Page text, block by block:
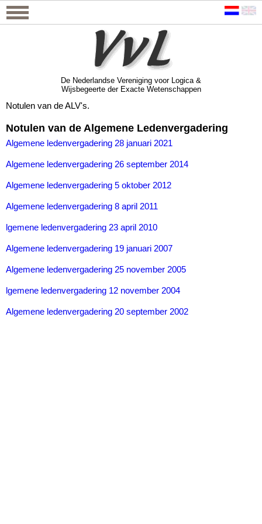
De Nederlandse Vereniging voor Logica &
Wijsbegeerte der Exacte Wetenschappen
De Nederlandse Vereniging voor Logica &
Wijsbegeerte der Exacte Wetenschappen
Notulen van de ALV's.
Notulen van de Algemene Ledenvergadering
Algemene ledenvergadering 28 januari 2021
Algemene ledenvergadering 26 september 2014
Algemene ledenvergadering 5 oktober 2012
Algemene ledenvergadering 8 april 2011
lgemene ledenvergadering 23 april 2010
Algemene ledenvergadering 19 januari 2007
Algemene ledenvergadering 25 november 2005
lgemene ledenvergadering 12 november 2004
Algemene ledenvergadering 20 september 2002